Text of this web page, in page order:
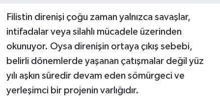
Filistin direnişi çoğu zaman yalnızca savaşlar,
intifadalar veya silahlı mücadele üzerinden
okunuyor. Oysa direnişin ortaya çıkış sebebi,
belirli dönemlerde yaşanan çatışmalar değil yüz
yılı aşkın süredir devam eden sömürgeci ve
yerleşimci bir projenin varlığıdır.
Siyaset
Spor
Yaşam